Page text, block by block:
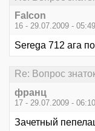
Falcon
16 - 29.07.2009 - 05:49
Serega 712 ага
Re: Вопрос
франц
17 - 29.07.2009 - 06:10
Зачетный